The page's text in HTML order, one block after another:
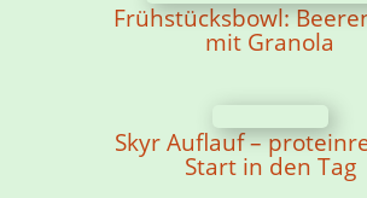
Frühstücksbowl:
mit Granola
Skyr Auflauf –
Start in den Tag